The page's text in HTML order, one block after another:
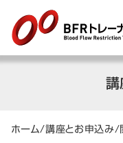
ホーム/講座とお申込み/